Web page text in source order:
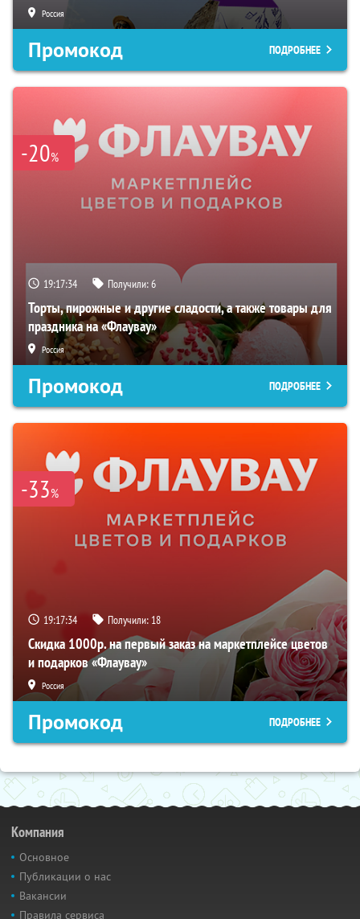
Россия
Промокод ПОДРОБНЕЕ
-20%
19:17:33 Получили:6
Торты, пирожные и другие сладости, а также товары для
праздника на «Флаувау»
Россия
Промокод ПОДРОБНЕЕ
-33%
19:17:33 Получили: 18
Скидка 1000р. на первый заказ на маркетплейсе цветов
и подарков «Флаувау»
Россия
Промокод ПОДРОБНЕЕ
Компания
Основное
Публикации о нас
Вакансии
Правила сервиса